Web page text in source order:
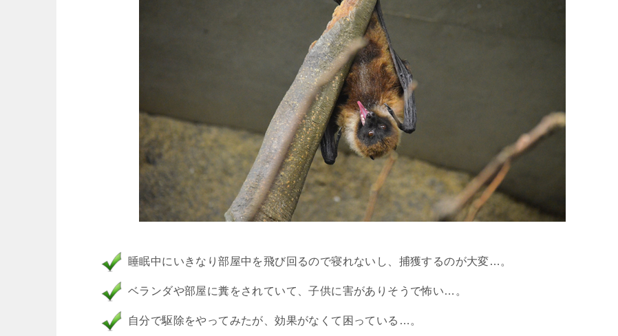
睡眠中にいきなり部屋中を飛び回るので寝れないし、捕獲するのが大変…。
ベランダや部屋に糞をされていて、子供に害がありそうで怖い…。
自分で駆除をやってみたが、効果がなくて困っている…。